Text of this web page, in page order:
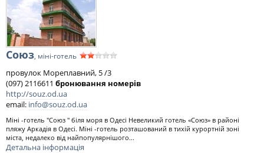
Союз, міні-готель
провулок Мореплавний, 5 /3
(097) 2116611 бронювання номерів
http://souz.od.ua
email: info@souz.od.ua
Міні -готель "Союз " біля моря в Одесі Невеликий готель «Союз» в районі
пляжу Аркадія в Одесі. Міні -готель розташований в тихій курортній зоні
міста, недалеко від найпопулярнішого...
Детальна інформація